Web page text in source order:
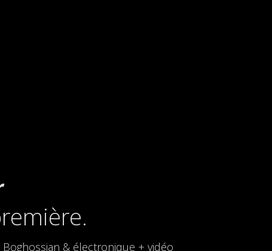
& électronique + vidéo